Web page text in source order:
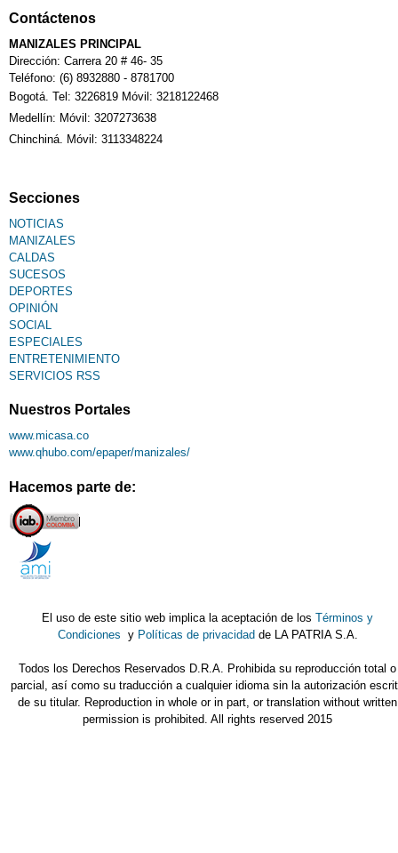
Calendario Tributario
Sudoku
Fallecimiento
Contáctenos
MANIZALES PRINCIPAL
Dirección: Carrera 20 # 46- 35
Teléfono: (6) 8932880 - 8781700
Bogotá. Tel: 3226819 Móvil: 3218122468
Medellín: Móvil: 3207273638
Chinchiná. Móvil: 3113348224
Secciones
NOTICIAS
MANIZALES
CALDAS
SUCESOS
DEPORTES
OPINIÓN
SOCIAL
ESPECIALES
ENTRETENIMIENTO
SERVICIOS RSS
Nuestros Portales
www.micasa.co
www.qhubo.com/epaper/manizales/
Hacemos parte de:
El uso de este sitio web implica la aceptación de losTérminos y
Condiciones y Políticas de privacidad de LA PATRIA S.A.
Todos los Derechos Reservados D.R.A. Prohibida su reproducción total o
parcial, así como su traducción a cualquier idioma sin la autorización
de su titular. Reproduction in whole or in part, or translation without written
permission is prohibited. All rights reserved 2015